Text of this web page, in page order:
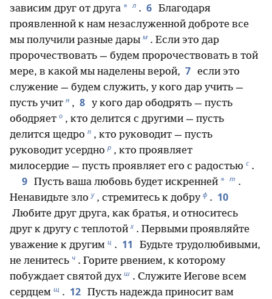
зависим друг от друга * л . 6 Благодаря
проявленной к нам незаслуженной доброте все
мы получили разные дары м . Если это дар
пророчествовать — будем пророчествовать в той
мере, в какой мы наделены верой, 7 если это
служение — будем служить, у кого дар учить —
пусть учит н , 8 у кого дар ободрять — пусть
ободряет о , кто делится с другими — пусть
делится щедро п , кто руководит — пусть
руководит усердно р , кто проявляет
милосердие — пусть проявляет его с радостью с .
9 Пусть ваша любовь будет искренней * т .
Ненавидьте зло у , стремитесь к добру ф . 10
Любите друг друга, как братья, и относитесь
друг к другу с теплотой х . Первыми проявляйте
уважение к другим ц . 11
Будьте трудолюбивыми,
не ленитесь ч . Горите рвением, к которому
побуждает святой дух ш . Служите Иегове всем
сердцем щ . 12 Пусть надежда приносит вам